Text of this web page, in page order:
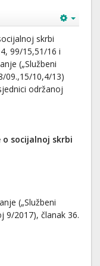
skrbi
99/15,51/16 i
(„Službeni
09.,15/10,4/13)
održanoj
socijalnoj skrbi
(„Službeni
9/2017), članak 36.